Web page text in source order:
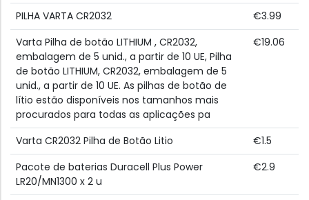
PILHA VARTA CR2032
€3.99
Varta Pilha de botão LITHIUM , CR2032,
embalagem de 5 unid., a partir de 10 UE, Pilha
de botão LITHIUM, CR2032, embalagem de 5
unid., a partir de 10 UE. As pilhas de botão de
lítio estão disponíveis nos tamanhos mais
procurados para todas as aplicações pa
€19.06
Varta CR2032 Pilha de Botão Litio
€1.5
Pacote de baterias Duracell Plus Power
LR20/MN1300 x 2 u
€2.9